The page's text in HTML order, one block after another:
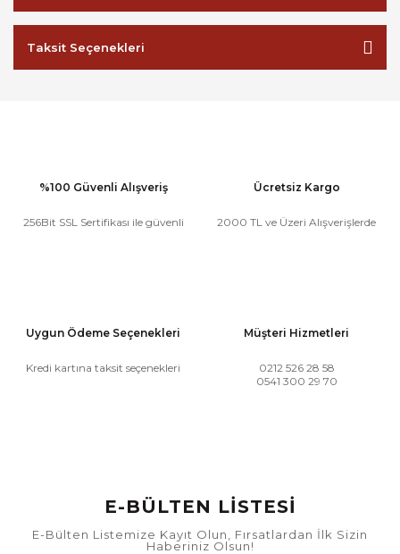
Taksit Seçenekleri
%100 Güvenli Alışveriş
256Bit SSL Sertifikası ile güvenli
Ücretsiz Kargo
2000 TL ve Üzeri Alışverişlerde
Uygun Ödeme Seçenekleri
Kredi kartına taksit seçenekleri
Müşteri Hizmetleri
0212 526 28 58
0541 300 29 70
E-BÜLTEN LİSTESİ
E-Bülten Listemize Kayıt Olun, Fırsatlardan İlk Sizin
Haberiniz Olsun!